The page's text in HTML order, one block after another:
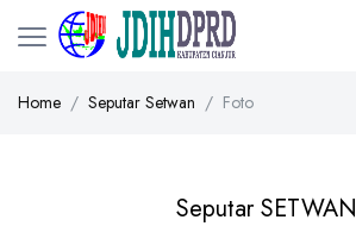
Home Seputar Setwan Foto
Seputar SETWAN